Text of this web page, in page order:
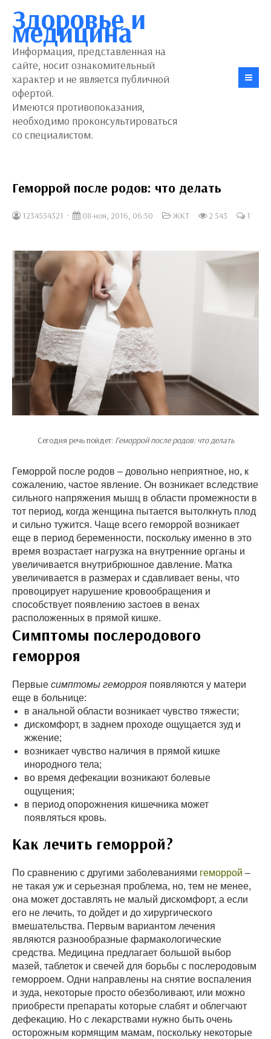
Здоровье и
медицина
Информация, представленная на
сайте, носит ознакомительный
характер и не является публичной
офертой.
Имеются противопоказания,
необходимо проконсультироваться
со специалистом.
Геморрой после родов: что делать
1234554321 08-ноя, 2016, 06:50 ЖКТ 2 543 1
Сегодня речь пойдет: Геморрой после родов: что делать
Геморрой после родов – довольно неприятное, но, к
сожалению, частое явление. Он возникает вследствие
сильного напряжения мышц в области промежности в
тот период, когда женщина пытается вытолкнуть плод
и сильно тужится. Чаще всего геморрой возникает
еще в период беременности, поскольку именно в это
время возрастает нагрузка на внутренние органы и
увеличивается внутрибрюшное давление. Матка
увеличивается в размерах и сдавливает вены, что
провоцирует нарушение кровообращения и
способствует появлению застоев в венах
расположенных в прямой кишке.
Симптомы послеродового
геморроя
Первые симптомы геморроя появляются у матери
еще в больнице:
в анальной области возникает чувство тяжести;
дискомфорт, в заднем проходе ощущается зуд и
жжение;
возникает чувство наличия в прямой кишке
инородного тела;
во время дефекации возникают болевые
ощущения;
в период опорожнения кишечника может
появляться кровь.
Как лечить геморрой?
По сравнению с другими заболеваниями геморрой –
не такая уж и серьезная проблема, но, тем не менее,
она может доставлять не малый дискомфорт, а если
его не лечить, то дойдет и до хирургического
вмешательства. Первым вариантом лечения
являются разнообразные фармакологические
средства. Медицина предлагает большой выбор
мазей, таблеток и свечей для борьбы с послеродовым
геморроем. Одни направлены на снятие воспаления
и зуда, некоторые просто обезболивают, или можно
приобрести препараты которые слабят и облегчают
дефекацию. Но с лекарствами нужно быть очень
осторожным кормящим мамам, поскольку некоторые